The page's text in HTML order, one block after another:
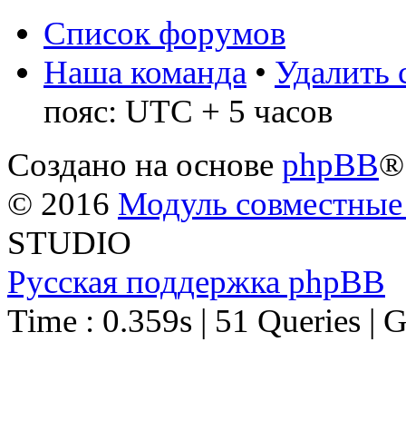
Список форумов
Наша команда • Удалить
пояс: UTC + 5 часов
Создано на основе phpBB®
© 2016 Модуль
STUDIO
Русская поддержка phpBB
Time : 0.359s | 51 Queries |